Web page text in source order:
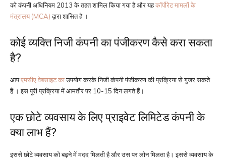
को कंपनी अधिनियम 2013 के तहत शामिल किया गया है और यहकॉर्पोरेट मामलों के
मंत्रालय (MCA)द्वारा शासित है ।
कोई व्यक्ति निजी कंपनी का पंजीकरण कैसे करा सकता
है?
आपएमसीए वेबसाइट काउपयोग करके निजी कंपनी पंजीकरण की प्रक्रिया से गुजर सकते
हैं । इस पूरी प्रक्रिया में आमतौर पर 10-15 दिन लगते हैं।
एक छोटे व्यवसाय के लिए प्राइवेट लिमिटेड कंपनी के
क्या लाभ हैं?
इससे छोटे व्यवसाय को बढ़ने में मदद मिलती है और उस पर लोन मिलता है। इससे व्यवसाय के